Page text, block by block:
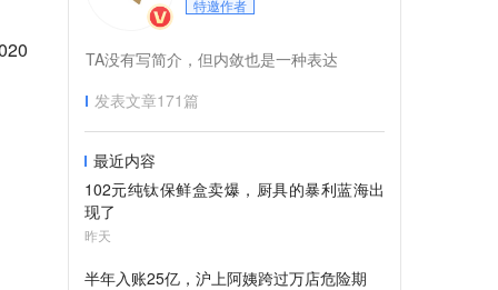
特邀作者
TA没有写简介，但内敛也是一种表达
发表文章171篇
最近内容
102元纯钛保鲜盒卖爆，厨具的暴利蓝海出
现了
昨天
半年入账25亿，沪上阿姨跨过万店危险期